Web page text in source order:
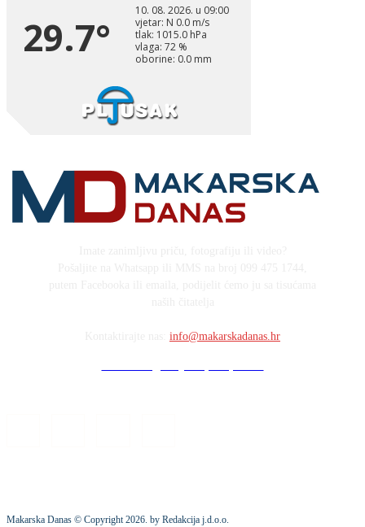
info@makarskadanas.hr
Makarska Danas © Copyright2026. by Redakcija j.d.o.o.